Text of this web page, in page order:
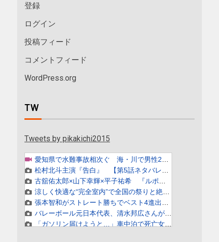
登録
ログイン
投稿フィード
コメントフィード
WordPress.org
TW
Tweets by pikakichi2015